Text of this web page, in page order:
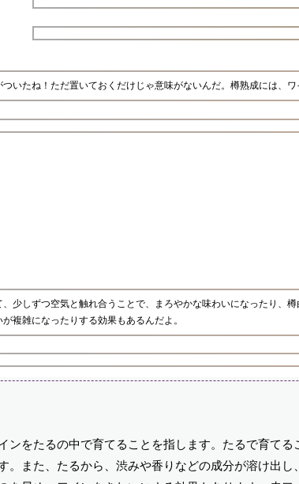
いたね！ただ置いておくだけじゃ意味がないんだ。樽熟成には、
少しずつ空気と触れ合うことで、まろやかな味わいになったり、
複雑になったりする効果もあるんだよ。
ンをたるの中で育てることを指します。たるで育て
。また、たるから、渋みや香りなどの成分が溶け出